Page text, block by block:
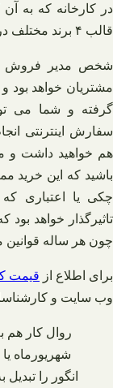
در کارخانه که به آن
قالب ۴ برند مختلف در بازار کشمش ایران به فروش می‌ رساند.
شخص مدیر فروش
مشتریان خواهد بود
گرفته و شما می‌
سفارش اینترنتی
هم خواهید داشت و
باشید که این خرید
چکی یا اعتباری
تاثیرگذار خواهد
چون هر ساله قوانین
برای اطلاع از قیمت
وب سایت و
روال کار هم
شهریورماه
انگور را